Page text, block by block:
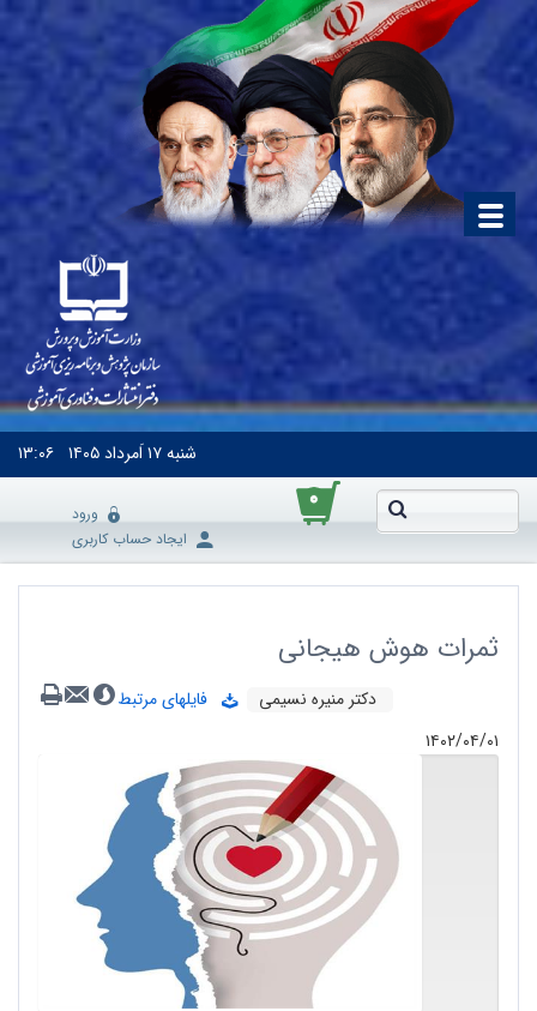
شنبه۱۷ اَمرداد ۱۴۰۵ ۱۳:۰۶
۰
ورود
ایجاد حساب کاربری
ثمرات هوش هیجانی
دکتر منیره نسیمی
فایلهای مرتبط
۱۴۰۲/۰۴/۰۱